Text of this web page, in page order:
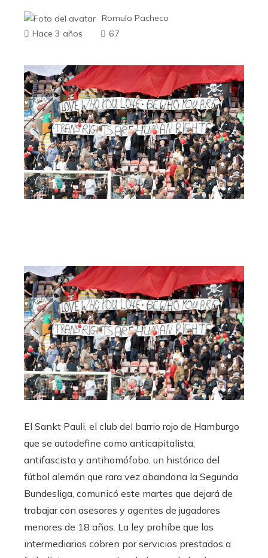
Romulo Pacheco
Hace 3 años
67
El Sankt Pauli, el club del barrio rojo de Hamburgo
que se autodefine como anticapitalista,
antifascista y antihomófobo, un histórico del
fútbol alemán que rara vez abandona la Segunda
Bundesliga, comunicó este martes que dejará de
trabajar con asesores y agentes de jugadores
menores de 18 años. La ley prohíbe que los
intermediarios cobren por servicios prestados a